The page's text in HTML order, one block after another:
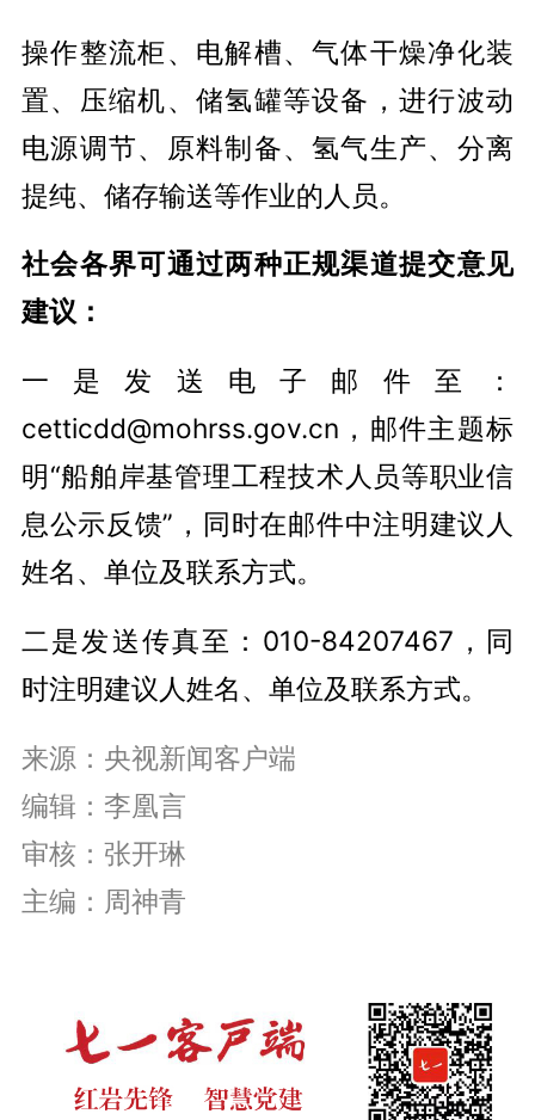
操作整流柜、电解槽、气体干燥净化装
置、压缩机、储氢罐等设备，进行波动
电源调节、原料制备、氢气生产、分离
提纯、储存输送等作业的人员。
社会各界可通过两种正规渠道提交意见
建议：
一是发送电子邮件至：
cetticdd@mohrss.gov.cn，邮件主题标
明“船舶岸基管理工程技术人员等职业信
息公示反馈”，同时在邮件中注明建议人
姓名、单位及联系方式。
二是发送传真至：010-84207467，同
时注明建议人姓名、单位及联系方式。
来源：央视新闻客户端
编辑：李凰言
审核：张开琳
主编：周神青